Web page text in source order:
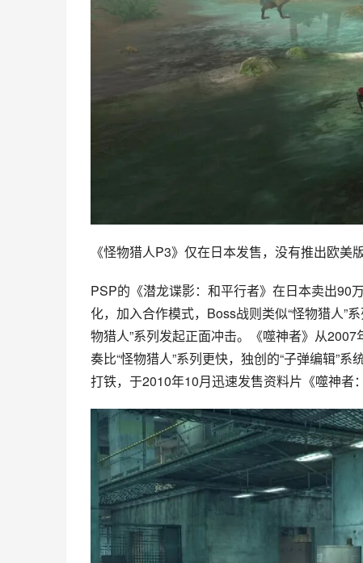
《怪物猎人P3》仅在日本发售，没有推出欧美
PSP的《潜龙谍影：和平行者》在日本卖出90
化，加入合作模式，Boss战则类似“怪物猎人”
物猎人”系列发起正面冲击。《噬神者》从
奏比“怪物猎人”系列更快，独创的“子弹编辑”
打铁，于2010年10月迅速发售资料片《噬神者